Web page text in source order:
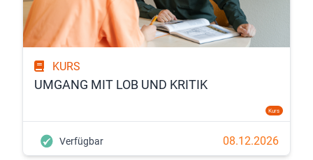
KURS
UMGANG MIT LOB UND KRITIK
Kurs
Verfügbar 08.12.2026